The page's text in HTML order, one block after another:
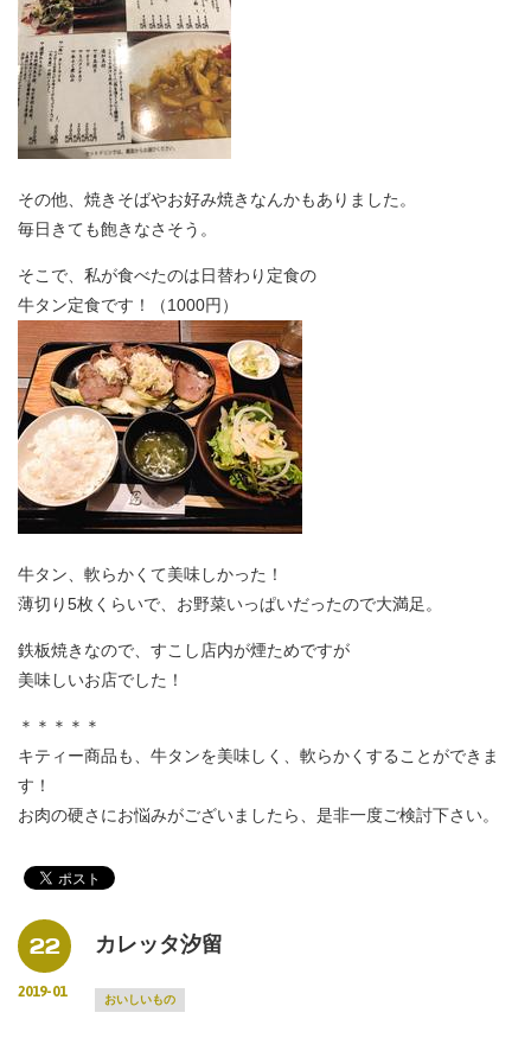
その他、焼きそばやお好み焼きなんかもありました。
毎日きても飽きなさそう。
そこで、私が食べたのは日替わり定食の
牛タン定食です！（1000円）
牛タン、軟らかくて美味しかった！
薄切り5枚くらいで、お野菜いっぱいだったので大満足。
鉄板焼きなので、すこし店内が煙ためですが
美味しいお店でした！
＊＊＊＊＊
キティー商品も、牛タンを美味しく、軟らかくすることができま
す！
お肉の硬さにお悩みがございましたら、是非一度ご検討下さい。
22
2019-01
カレッタ汐留
おいしいもの